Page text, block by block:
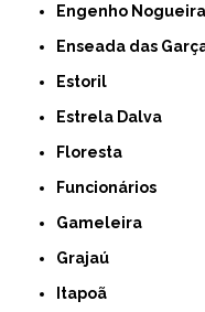
Engenho Nogueira
Enseada das
Estoril
Estrela Dalva
Floresta
Funcionários
Gameleira
Grajaú
Itapoã